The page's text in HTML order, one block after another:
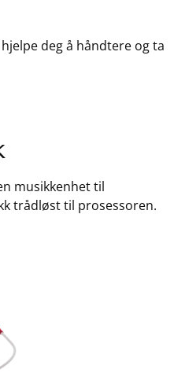
deg å håndtere og ta
musikkenhet til
trådløst til prosessoren.